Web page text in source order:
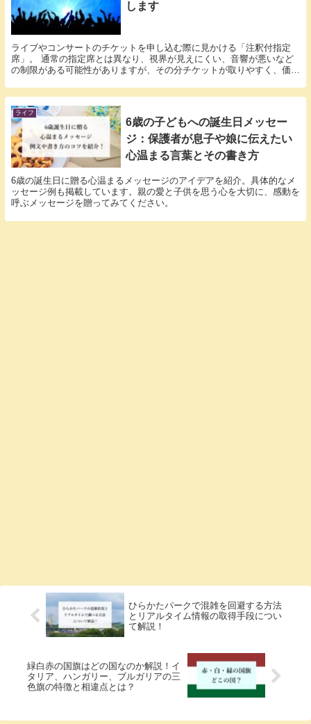
します
ライブやコンサートのチケットを申し込む際に見かける「注釈付指定
席」。 通常の指定席とは異なり、視界が見えにくい、音響が悪いなど
の制限がある可能性がありますが、その分チケットが取りやすく、価格
ライフ
6歳の子どもへの誕生日メッセー
ジ：保護者が息子や娘に伝えたい
心温まる言葉とその書き方
6歳の誕生日に贈る心温まるメッセージのアイデアを紹介。具体的なメ
ッセージ例も掲載しています。親の愛と子供を思う心を大切に、感動を
呼ぶメッセージを贈ってみてください。
ひらかたパークで混雑を回避する方法
とリアルタイム情報の取得手段につい
て解説！
緑白赤の国旗はどの国なのか解説！イ
タリア、ハンガリー、ブルガリアの三
色旗の特徴と相違点とは？